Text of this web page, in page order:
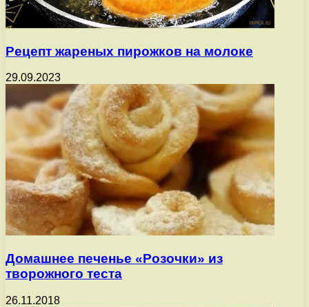
Рецепт жареных пирожков на молоке
29.09.2023
Домашнее печенье «Розочки» из
творожного теста
26.11.2018